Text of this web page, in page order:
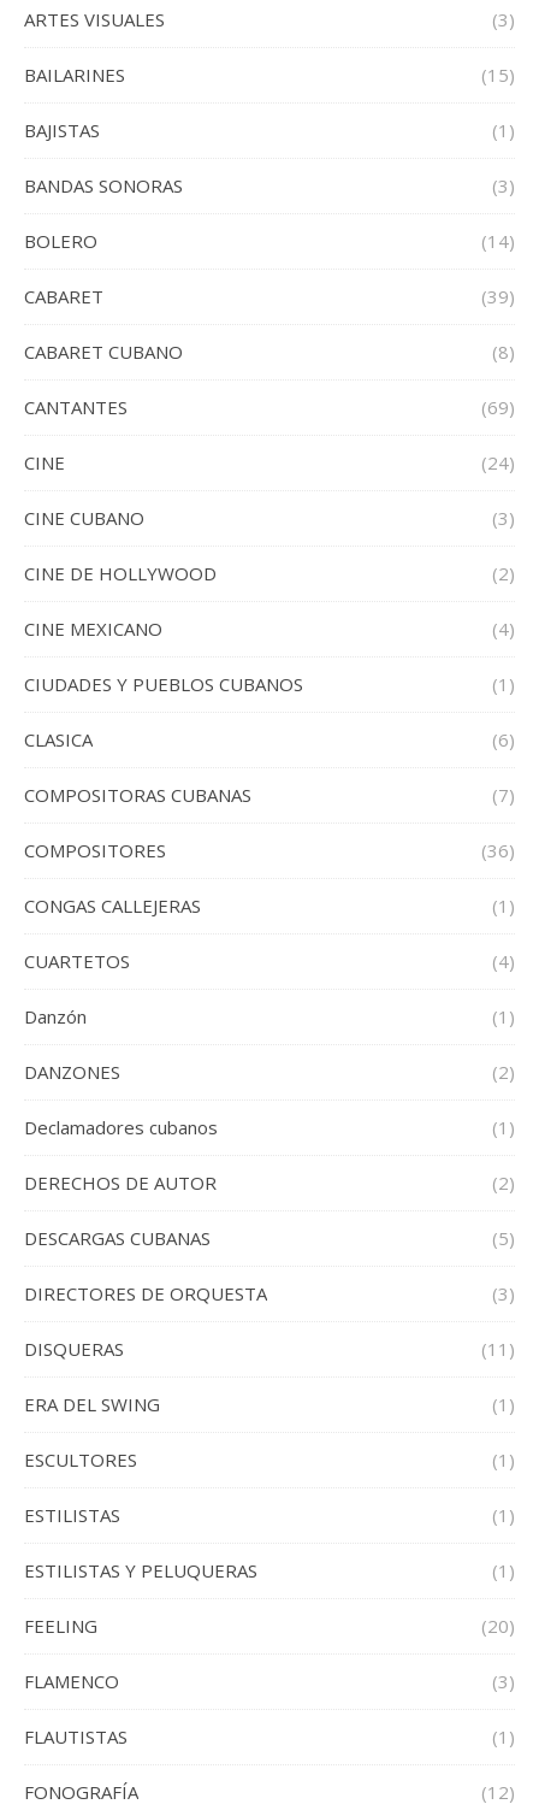
ARTES VISUALES (3)
BAILARINES (15)
BAJISTAS (1)
BANDAS SONORAS (3)
BOLERO (14)
CABARET (39)
CABARET CUBANO (8)
CANTANTES (69)
CINE (24)
CINE CUBANO (3)
CINE DE HOLLYWOOD (2)
CINE MEXICANO (4)
CIUDADES Y PUEBLOS CUBANOS (1)
CLASICA (6)
COMPOSITORAS CUBANAS (7)
COMPOSITORES (36)
CONGAS CALLEJERAS (1)
CUARTETOS (4)
Danzón (1)
DANZONES (2)
Declamadores cubanos (1)
DERECHOS DE AUTOR (2)
DESCARGAS CUBANAS (5)
DIRECTORES DE ORQUESTA (3)
DISQUERAS (11)
ERA DEL SWING (1)
ESCULTORES (1)
ESTILISTAS (1)
ESTILISTAS Y PELUQUERAS (1)
FEELING (20)
FLAMENCO (3)
FLAUTISTAS (1)
FONOGRAFÍA (12)